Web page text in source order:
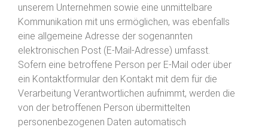
unserem Unternehmen sowie eine unmittelbare
Kommunikation mit uns ermöglichen, was ebenfalls
eine allgemeine Adresse der sogenannten
elektronischen Post (E-Mail-Adresse) umfasst.
Sofern eine betroffene Person per E-Mail oder über
ein Kontaktformular den Kontakt mit dem für die
Verarbeitung Verantwortlichen aufnimmt, werden die
von der betroffenen Person übermittelten
personenbezogenen Daten automatisch